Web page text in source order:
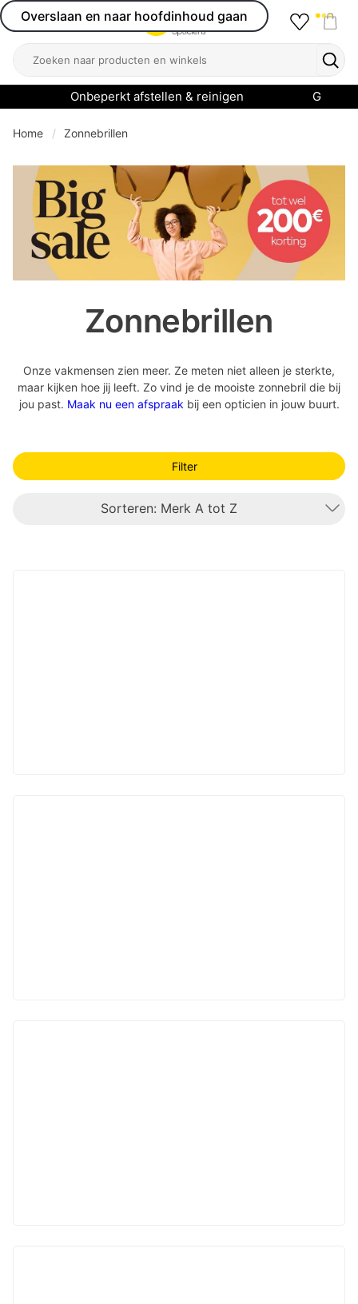
Overslaan en naar hoofdinhoud gaan
Open menu
Zoeken
Onbeperkt afstellen & reinigen
menu
Home Zonnebrillen
Zonnebrillen
Onze vakmensen zien meer. Ze meten niet alleen je sterkte,
maar kijken hoe jij leeft. Zo vind je de mooiste zonnebril die bij
jou past. Maak nu een afspraak bij een opticien in jouw buurt.
Filter
Sorteren: Merk A tot Z